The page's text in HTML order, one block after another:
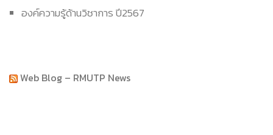
องค์ความรู้ด้านวิชาการ ปี2567
Web Blog – RMUTP News